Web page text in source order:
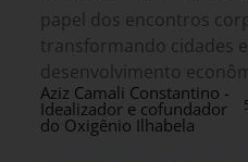
papel dos encontros
transformando cidades
desenvolvimento
Aziz Camali Constantino -
Idealizador e cofundador
do Oxigênio Ilhabela